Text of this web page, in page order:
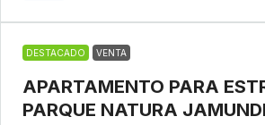
DESTACADO VENTA
APARTAMENTO PARA
PARQUE NATURA JAMUNDI